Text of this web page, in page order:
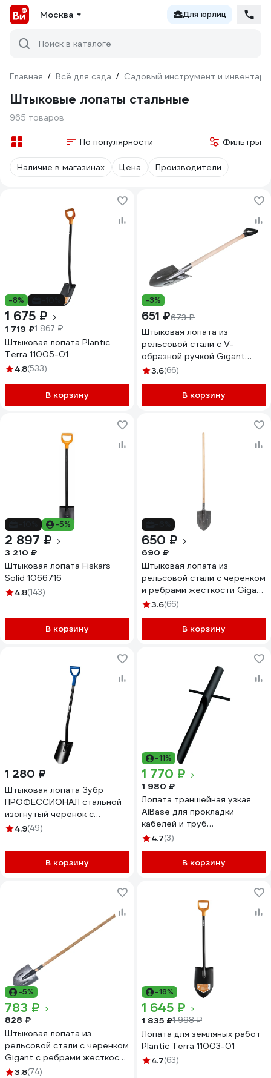
Москва Для юрлиц
Поиск в каталоге
Главная / Всё для сада / Садовый инструмент и инвентарь
Штыковые лопаты стальные
965 товаров
По популярности Фильтры
Наличие в магазинах Цена Производители
-8%
1 675 ₽
1 719 ₽1 867 ₽
Штыковая лопата Plantic
Terra 11005-01
4.8(533)
В корзину
-3%
651 ₽673 ₽
Штыковая лопата из
рельсовой стали с V-
образной ручкой Gigant
GRL-02
3.6(66)
В корзину
-5%
2 897 ₽
3 210 ₽
Штыковая лопата Fiskars
Solid 1066716
4.8(143)
В корзину
650 ₽
690 ₽
Штыковая лопата из
рельсовой стали с черенком
и ребрами жесткости Gigant
GRL-01
3.6(66)
В корзину
1 280 ₽
Штыковая лопата Зубр
ПРОФЕССИОНАЛ стальной
изогнутый черенок с
рукояткой 39555
4.9(49)
В корзину
-11%
1 770 ₽
1 980 ₽
Лопата траншейная узкая
AiBase для прокладки
кабелей и труб
4603320389136
4.7(3)
В корзину
-5%
783 ₽
828 ₽
Штыковая лопата из
рельсовой стали с черенком
Gigant с ребрами жесткости
GBS-01
3.8(74)
-18%
1 645 ₽
1 835 ₽1 998 ₽
Лопата для земляных работ
Plantic Terra 11003-01
4.7(63)